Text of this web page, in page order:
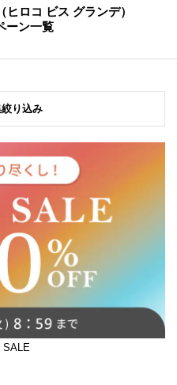
ロコ ビス グランデ）
ーン一覧
り込み
SALE